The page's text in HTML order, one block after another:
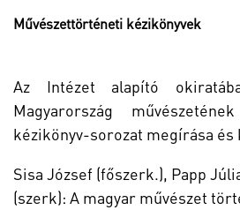
Művészettörténeti kézikönyvek
Az Intézet alapító
Magyarország
kézikönyv-sorozat megírása és
Sisa József (főszerk.), Papp
(szerk): A magyar művészet